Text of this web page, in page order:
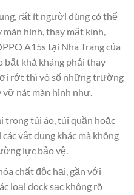
rất ít người dùng có thể
hình, thay mặt kính,
A15s tại Nha Trang của
khả kháng phải thay
rớt thì vô số những trường
nát màn hình như.
trong túi áo, túi quần hoặc
vật dụng khác mà không
lực bảo vệ.
chất độc hại, gần với
loại dock sạc không rõ